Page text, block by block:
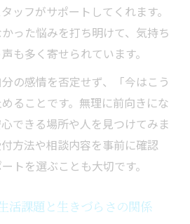
が初めて相談する際のポイン
感じたら誰に相談すべきか
づらさに影響する時
か」と生きづらい誤解の避け
話場面で方言が与える影響と
ッフがサポートしてくれます。
った悩みを打ち明けて、気持ち
も多く寄せられています。
の感情を否定せず、「今はこう
ることです。無理に前向きにな
できる場所や人を見つけてみま
方法や相談内容を事前に確認
トを選ぶことも大切です。
活課題と生きづらさの関係